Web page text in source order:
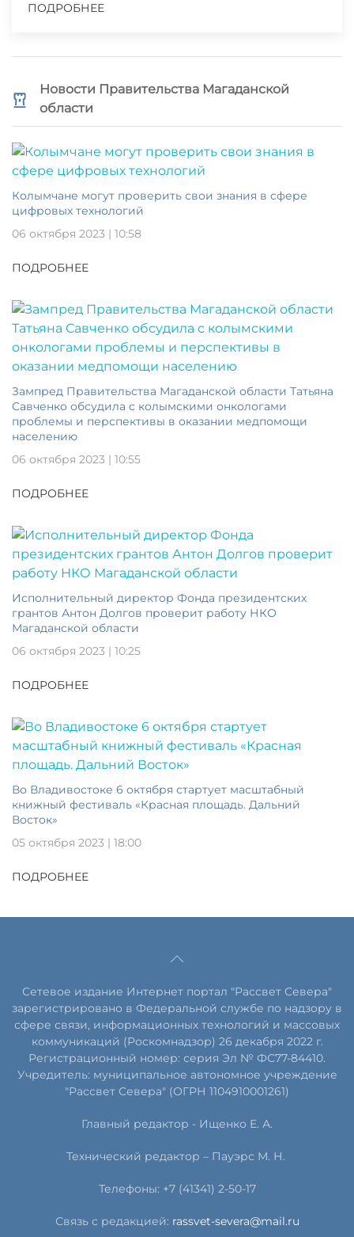
ПОДРОБНЕЕ
Новости Правительства Магаданской
области
Колымчане могут проверить свои знания в сфере
цифровых технологий
06 октября 2023 | 10:58
ПОДРОБНЕЕ
Зампред Правительства Магаданской области Татьяна
Савченко обсудила с колымскими онкологами
проблемы и перспективы в оказании медпомощи
населению
06 октября 2023 | 10:55
ПОДРОБНЕЕ
Исполнительный директор Фонда президентских
грантов Антон Долгов проверит работу НКО
Магаданской области
06 октября 2023 | 10:25
ПОДРОБНЕЕ
Во Владивостоке 6 октября стартует масштабный
книжный фестиваль «Красная площадь. Дальний
Восток»
05 октября 2023 | 18:00
ПОДРОБНЕЕ
Сетевое издание Интернет портал "Рассвет Севера"
зарегистрировано в Федеральной службе по надзору в
сфере связи, информационных технологий и массовых
коммуникаций (Роскомнадзор) 26 декабря 2022 г.
Регистрационный номер: серия Эл № ФС77-84410.
Учредитель: муниципальное автономное учреждение
"Рассвет Севера" (ОГРН 1104910001261)
Главный редактор - Ищенко Е. А.
Технический редактор – Пауэрс М. Н.
Телефоны: +7 (41341) 2-50-17
Связь с редакцией: rassvet-severa@mail.ru